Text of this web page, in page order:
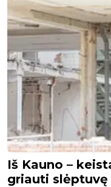
Iš Kauno –
griauti slėptuvę